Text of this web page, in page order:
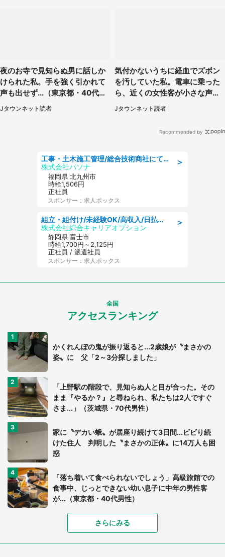
夜のお寺で見知らぬ男に話しか
けられた私。手を強く引かれて
声も出せず...（東京都・40代女
Jタウンネット読者
気付かないうちに経血でズボン
を汚していた私。電車に乗った
ら、近くの女性客が小さな声で
（千葉県・10代女性）
Jタウンネット読者
Recommended by
＞
工事・土木施工管理/総合技術商社にて施工管理のお仕事/即日勤務可/車通勤可/工事・土木施工管理/生産・品質管理
株式会社パソナ
福岡県 北九州市
時給1,506円
正社員
スポンサー：求人ボックス
＞
組立・組付け/未経験OK/高収入/日払いOK/交替制/20・30・40代活躍中
株式会社綜合キャリアオプション
静岡県 富士市
時給1,700円～2,125円
正社員 / 派遣社員
スポンサー：求人ボックス
全国
アクセスランキング
かくれんぼの鬼が振り返ると...2歳娘が〝まさかの
姿〟に 父「2～3分探しました」
「上野駅の階段で、見知らぬ人と目が合った。その
まま『やるか？』と尋ねられ、私たちは2人ですぐ
さま...」（茨城県・70代男性）
家に〝デカい蛾〟が居座り続けて3日間...ビビり続
けた住人 判明した〝まさかの正体〟に14万人も困
惑
「落ち着いて食べられないでしょう」高級旅館での
食事中、じっとできない幼い息子に中年の男性客
が...（東京都・40代男性）
「富豪すぎ」1歳息子の〝店頭駄々こね〟の内容に1.
7万人驚がく 「お菓子売り場ならまだしも...」「ハ
ードル高い」
さらにみる